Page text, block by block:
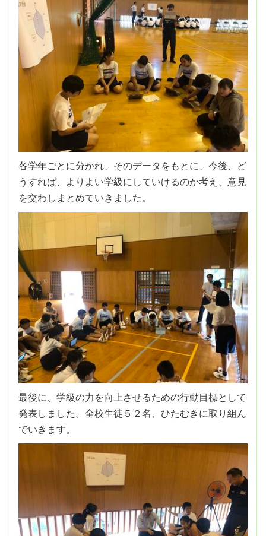
各学年ごとに分かれ、そのデータをもとに、今後、ど
うすれば、よりよい学級にしていけるのか考え、意見
を交わしまとめていきました。
最後に、学級の力を向上させるための行動目標として
発表しました。全校生徒５２名、ひたむきに取り組ん
でいきます。